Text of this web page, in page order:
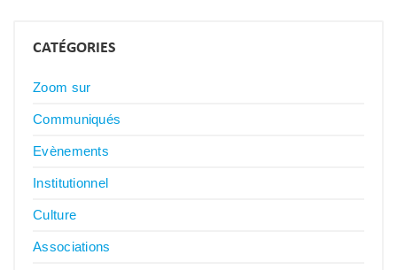
CATÉGORIES
Zoom sur
Communiqués
Evènements
Institutionnel
Culture
Associations